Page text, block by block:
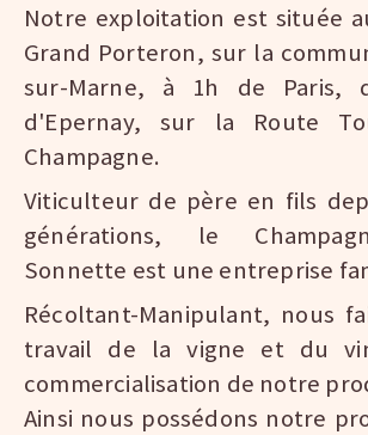
Notre exploitation est située
Grand Porteron, sur la
sur-Marne, à 1h de Paris,
d'Epernay, sur la Route
Champagne.
Viticulteur de père en fils
générations, le
Sonnette est une entreprise
Récoltant-Manipulant, nous
travail de la vigne et du
commercialisation de notre
Ainsi nous possédons notre